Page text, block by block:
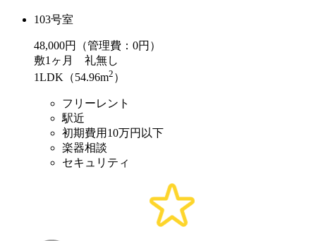
103号室
48,000円（管理費：0円）
敷1ヶ月 礼無し
1LDK（54.96m2 ）
フリーレント
駅近
初期費用10万円以下
楽器相談
セキュリティ